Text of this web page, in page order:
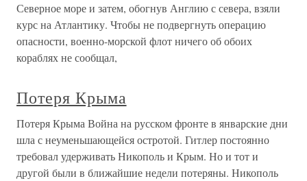
Северное море и затем, обогнув Англию с севера, взяли
курс на Атлантику. Чтобы не подвергнуть операцию
опасности, военно-морской флот ничего об обоих
кораблях не сообщал,
Потеря Крыма
Потеря Крыма Война на русском фронте в январские дни
шла с неуменьшающейся остротой. Гитлер постоянно
требовал удерживать Никополь и Крым. Но и тот и
другой были в ближайшие недели потеряны. Никополь